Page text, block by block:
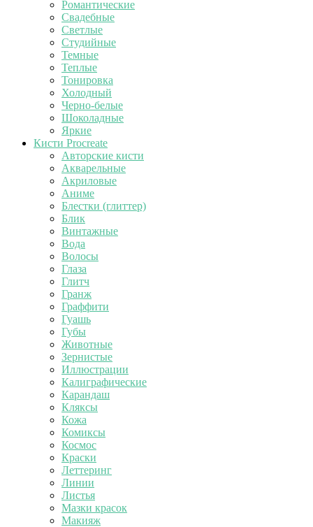
Романтические
Свадебные
Светлые
Студийные
Темные
Теплые
Тонировка
Холодный
Черно-белые
Шоколадные
Яркие
Кисти Procreate
Авторские кисти
Акварельные
Акриловые
Аниме
Блестки (глиттер)
Блик
Винтажные
Вода
Волосы
Глаза
Глитч
Гранж
Граффити
Гуашь
Губы
Животные
Зернистые
Иллюстрации
Калиграфические
Карандаш
Кляксы
Кожа
Комиксы
Космос
Краски
Леттеринг
Линии
Листья
Мазки красок
Макияж